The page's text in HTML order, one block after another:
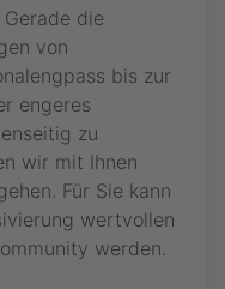
nur Personen,
des 106.
für
Therapie
.
die
von
bis zur
engeres
zu
wir mit Ihnen
Für Sie kann
wertvollen
werden.
des 105.
Gemeinsamer
haben oder noch